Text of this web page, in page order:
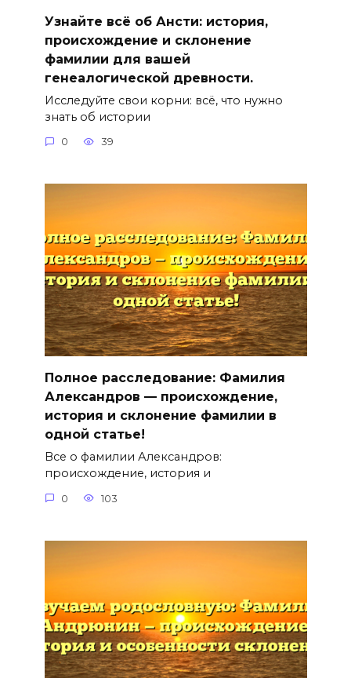
Узнайте всё об Ансти: история,
происхождение и склонение
фамилии для вашей
генеалогической древности.
Исследуйте свои корни: всё, что нужно
знать об истории
0 39
Полное расследование: Фамилия
Александров — происхождение,
история и склонение фамилии в
одной статье!
Все о фамилии Александров:
происхождение, история и
0 103